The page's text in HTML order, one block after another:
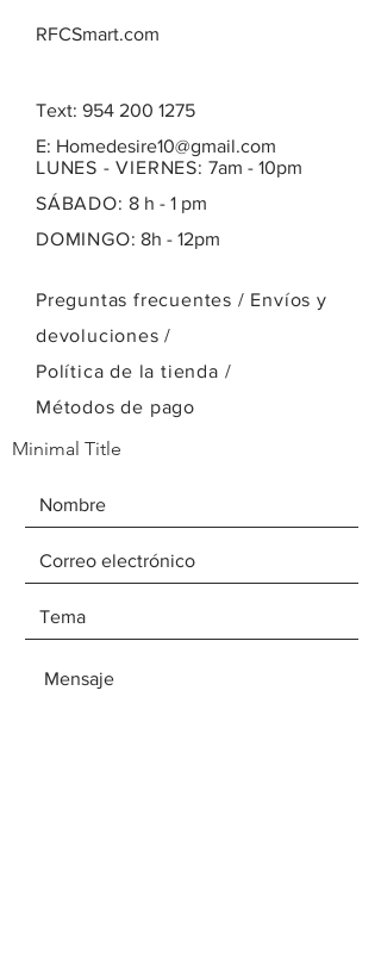
RFCSmart.com
Text: 954 200 1275
E: Homedesire10@gmail.com
LUNES - VIERNES: 7am - 10pm
SÁBADO: 8 h - 1 pm
DOMINGO: 8h - 12pm
Preguntas frecuentes / Envíos y
devoluciones /
Política de la tienda /
Métodos de pago
Minimal Title